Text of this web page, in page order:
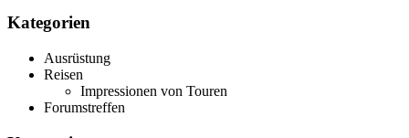
Kategorien
Ausrüstung
Reisen
Impressionen von Touren
Forumstreffen